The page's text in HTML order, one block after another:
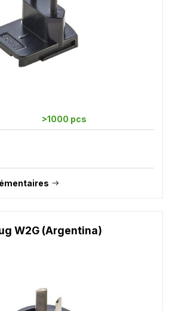
>1000 pcs
W2G (Argentina)